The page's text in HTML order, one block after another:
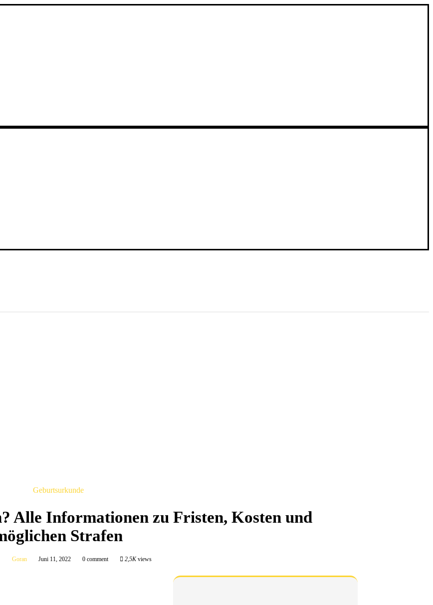
Geburtsurkunde
Alle Informationen zu Fristen, Kosten und
Strafen
Goran Juni 11, 2022 0 comment 2,5Kviews